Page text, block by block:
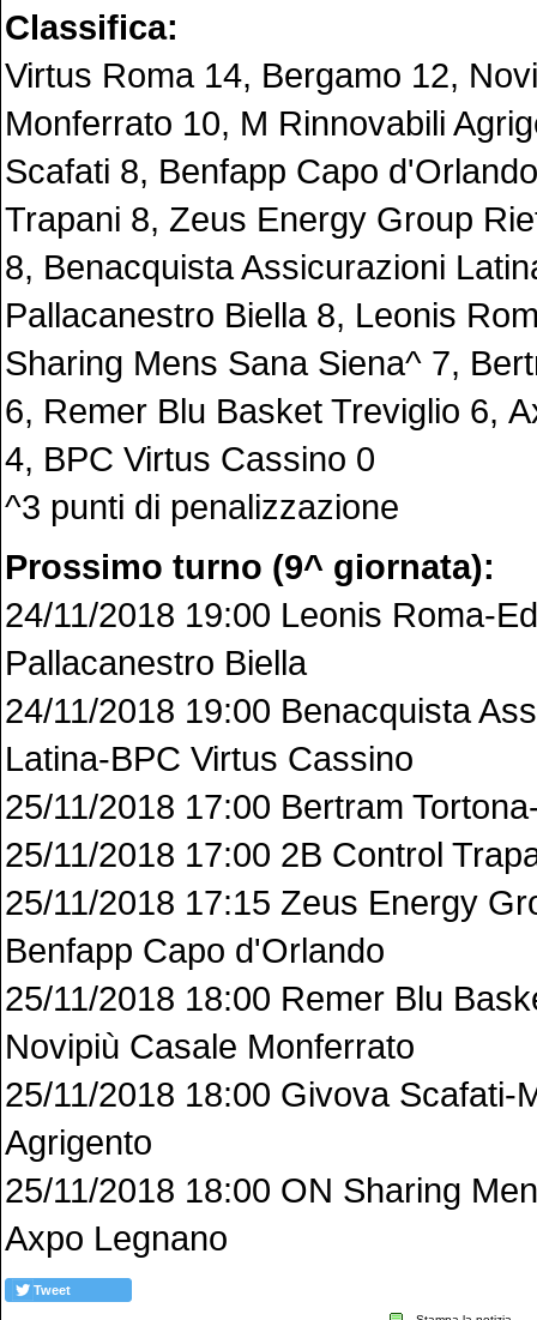
Classifica:
Virtus Roma 14, Bergamo 12,
Monferrato 10, M Rinnovabili
Scafati 8, Benfapp Capo
Trapani 8, Zeus Energy Group
8, Benacquista Assicurazioni
Pallacanestro Biella 8, Leonis
Sharing Mens Sana Siena^ 7,
6, Remer Blu Basket Treviglio 6,
4, BPC Virtus Cassino 0
^3 punti di penalizzazione
Prossimo turno (9^ giornata):
24/11/2018 19:00 Leonis Roma-
Pallacanestro Biella
24/11/2018 19:00 Benacquista
Latina-BPC Virtus Cassino
25/11/2018 17:00 Bertram
25/11/2018 17:00 2B Control
25/11/2018 17:15 Zeus Energy
Benfapp Capo d'Orlando
25/11/2018 18:00 Remer Blu
Novipiù Casale Monferrato
25/11/2018 18:00 Givova Scafati-
Agrigento
25/11/2018 18:00 ON Sharing
Axpo Legnano
Tweet